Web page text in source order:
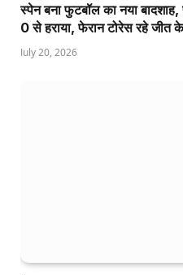
स्पेन बना फुटबॉल का नया
0 से हराया, फेरान टोरेस रहे जीत के
July 20, 2026